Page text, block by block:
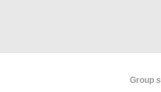
Group